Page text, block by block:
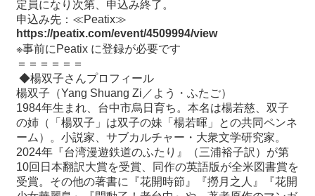
定員になり次第、申込み終了。
申込み先：≪Peatix≫
https://peatix.com/event/4509994/view
※事前にPeatix に登録が必要です
＝＝＝＝＝＝
◆楊双子さんプロフィール
楊双子（Yang Shuang Zi／よう・ふたご）
1984年生まれ、台中市烏日育ち。本名は楊若慈、双子
の姉（「楊双子」は双子の妹「楊若暉」との共同ペンネ
ーム）。小説家、サブカルチャー・大衆文学研究家。
2024年『台湾漫遊鉄道のふたり』（三浦裕子訳）が第
10回日本翻訳大賞を受賞、同作の英語版が全米図書賞を
受賞。その他の著書に『花開時節』『撈月之人』『花開